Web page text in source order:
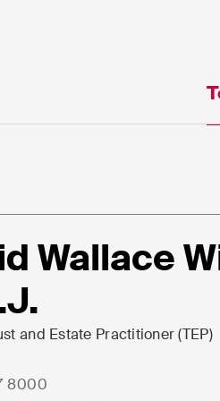
Wallace
and Estate Practitioner (TEP)
8000